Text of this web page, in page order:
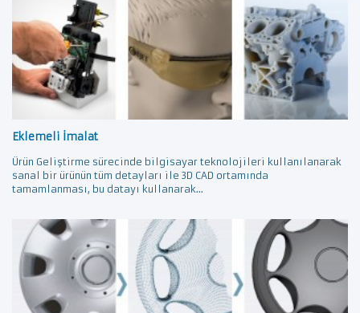
Eklemeli İmalat
Ürün Geliştirme sürecinde bilgisayar teknolojileri kullanılanarak
sanal bir ürünün tüm detayları ile 3D CAD ortamında
tamamlanması, bu datayı kullanarak...